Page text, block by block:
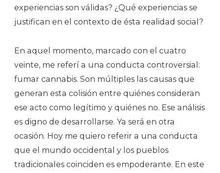
experiencias son válidas? ¿Qué experiencias se
justifican en el contexto de ésta realidad social?
En aquel momento, marcado con el cuatro
veinte, me referí a una conducta controversial:
fumar cannabis. Son múltiples las causas que
generan esta colisión entre quiénes consideran
ese acto como legítimo y quiénes no. Ese análisis
es digno de desarrollarse. Ya será en otra
ocasión. Hoy me quiero referir a una conducta
que el mundo occidental y los pueblos
tradicionales coinciden es empoderante. En este